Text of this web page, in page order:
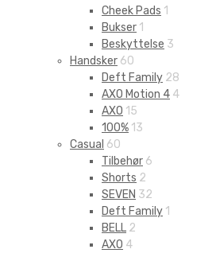
Cheek Pads 1
Bukser 1
Beskyttelse 3
Handsker 60
Deft Family 28
AXO Motion 4 4
AXO 15
100% 13
Casual 60
Tilbehør 6
Shorts 2
SEVEN 32
Deft Family 1
BELL 2
AXO 4